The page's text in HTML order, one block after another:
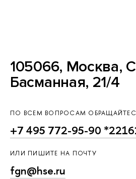
105066, Москва,
Басманная, 21/4
ПО ВСЕМ ВОПРОСАМ
+7 495 772-95-90
ИЛИ ПИШИТЕ НА ПОЧТУ
fgn@hse.ru